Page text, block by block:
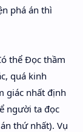
phá án thì
thể Đọc thầm
quá kinh
giác nhất định
người ta đọc
thứ nhất). Vụ